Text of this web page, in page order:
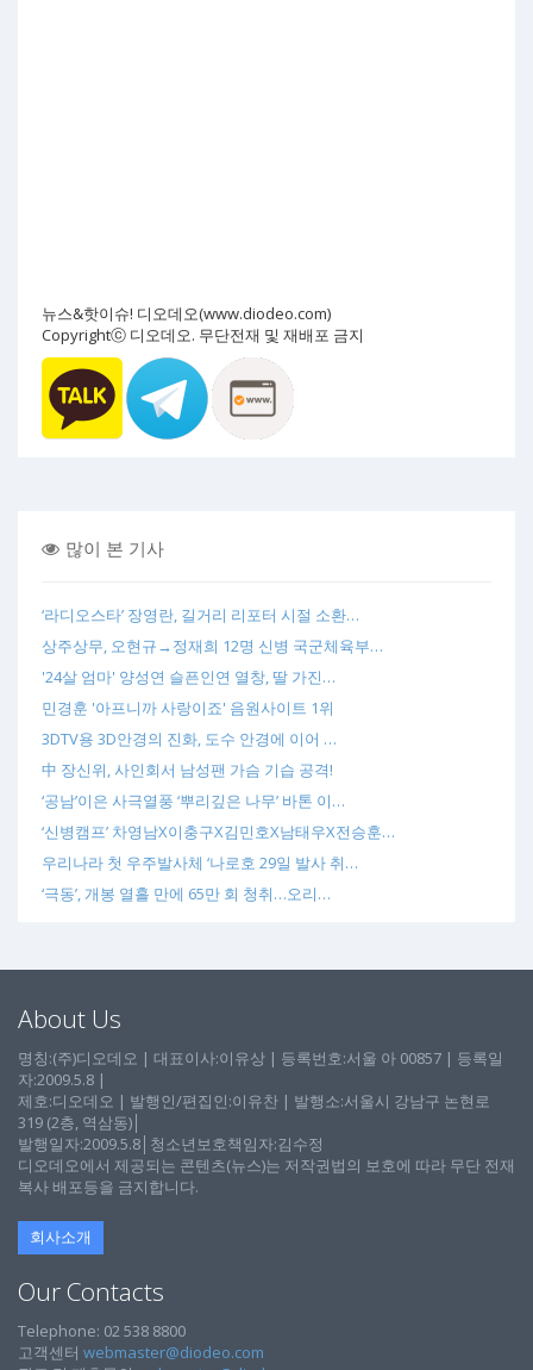
뉴스&핫이슈! 디오데오(www.diodeo.com)
Copyrightⓒ 디오데오. 무단전재 및 재배포 금지
많이 본 기사
‘라디오스타’ 장영란, 길거리 리포터 시절 소환…
상주상무, 오현규→정재희 12명 신병 국군체육부…
'24살 엄마' 양성연 슬픈인연 열창, 딸 가진…
민경훈 '아프니까 사랑이죠' 음원사이트 1위
3DTV용 3D안경의 진화, 도수 안경에 이어 …
中 장신위, 사인회서 남성팬 가슴 기습 공격!
‘공남’이은 사극열풍 ‘뿌리깊은 나무’ 바톤 이…
‘신병캠프’ 차영남X이충구X김민호X남태우X전승훈…
우리나라 첫 우주발사체 ‘나로호 29일 발사 취…
‘극동’, 개봉 열흘 만에 65만 회 청취…오리…
About Us
명칭:(주)디오데오 | 대표이사:이유상 | 등록번호:서울 아 00857 | 등록일
자:2009.5.8 |
제호:디오데오 | 발행인/편집인:이유찬 | 발행소:서울시 강남구 논현로
319 (2층, 역삼동)│
발행일자:2009.5.8│청소년보호책임자:김수정
디오데오에서 제공되는 콘텐츠(뉴스)는 저작권법의 보호에 따라 무단 전재
복사 배포등을 금지합니다.
회사소개
Our Contacts
Telephone: 02 538 8800
고객센터 webmaster@diodeo.com